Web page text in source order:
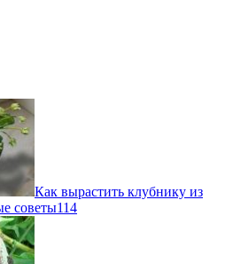
Как вырастить клубнику из
советы114